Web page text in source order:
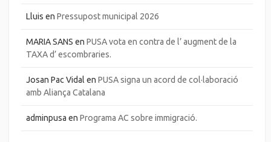
Lluis en Pressupost municipal 2026
MARIA SANS en PUSA vota en contra de l’ augment de la
TAXA d’ escombraries.
Josan Pac Vidal en PUSA signa un acord de col·laboració
amb Aliança Catalana
adminpusa en Programa AC sobre immigració.